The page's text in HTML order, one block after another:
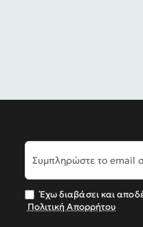
Συμπληρώστε
το
email
σας
Έχω διαβάσει και
Πολιτική Απορρήτου